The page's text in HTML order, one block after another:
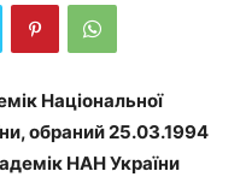
Національної
обраний 25.03.1994
HAH України